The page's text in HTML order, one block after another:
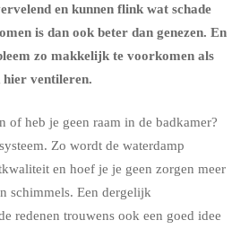
en kunnen flink wat schade
is dan ook beter dan genezen. En
zo makkelijk te voorkomen als
hier ventileren.
of heb je geen raam in de badkamer?
Zo wordt de waterdamp
en hoef je je geen zorgen meer
schimmels. Een dergelijk
redenen trouwens ook een goed idee